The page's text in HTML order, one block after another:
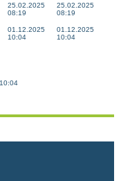
25.02.2025
08:19
25.02.2025
08:19
01.12.2025
10:04
01.12.2025
10:04